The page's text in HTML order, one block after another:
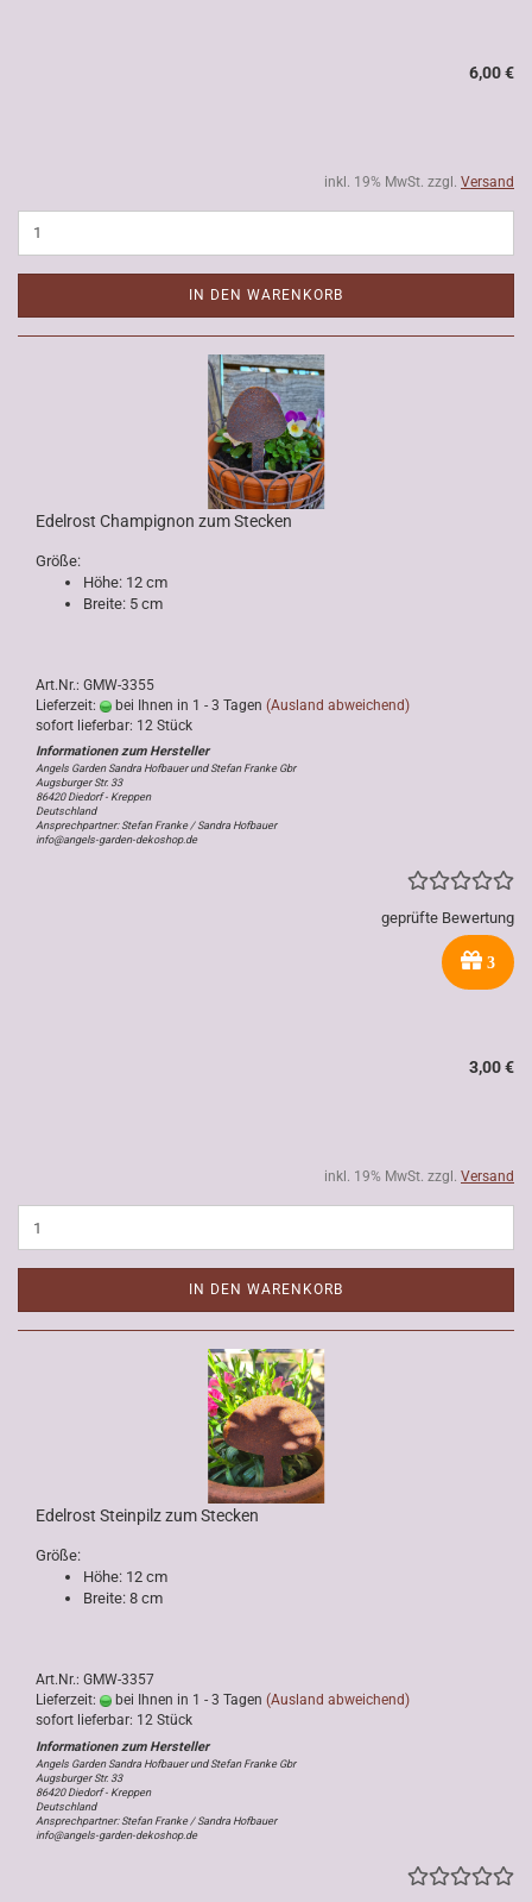
6,00 €
inkl. 19% MwSt. zzgl. Versand
IN DEN WARENKORB
Edelrost Champignon zum Stecken
Größe:
Höhe: 12 cm
Breite: 5 cm
Art.Nr.: GMW-3355
Lieferzeit:
bei Ihnen in 1 - 3 Tagen (Ausland abweichend)
sofort lieferbar: 12 Stück
Angels Garden Sandra Hofbauer und Stefan Franke Gbr
Augsburger Str. 33
86420 Diedorf - Kreppen
Deutschland
Ansprechpartner: Stefan Franke / Sandra Hofbauer
info@angels-garden-dekoshop.de
geprüfte Bewertung
3
3,00 €
inkl. 19% MwSt. zzgl. Versand
IN DEN WARENKORB
Edelrost Steinpilz zum Stecken
Größe:
Höhe: 12 cm
Breite: 8 cm
Art.Nr.: GMW-3357
Lieferzeit:
bei Ihnen in 1 - 3 Tagen (Ausland abweichend)
sofort lieferbar: 12 Stück
Angels Garden Sandra Hofbauer und Stefan Franke Gbr
Augsburger Str. 33
86420 Diedorf - Kreppen
Deutschland
Ansprechpartner: Stefan Franke / Sandra Hofbauer
info@angels-garden-dekoshop.de